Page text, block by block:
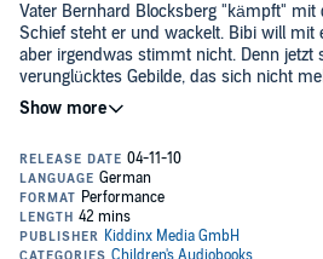
Vater Bernhard Blocksberg "kämpft" mit
Schief steht er und wackelt. Bibi will mit
aber irgendwas stimmt nicht. Denn jetzt
verunglücktes Gebilde, das sich nicht
Warum? Mit den Rückhexsprüchen zur
nämlich so eine Sache.©1998 KIDDINX